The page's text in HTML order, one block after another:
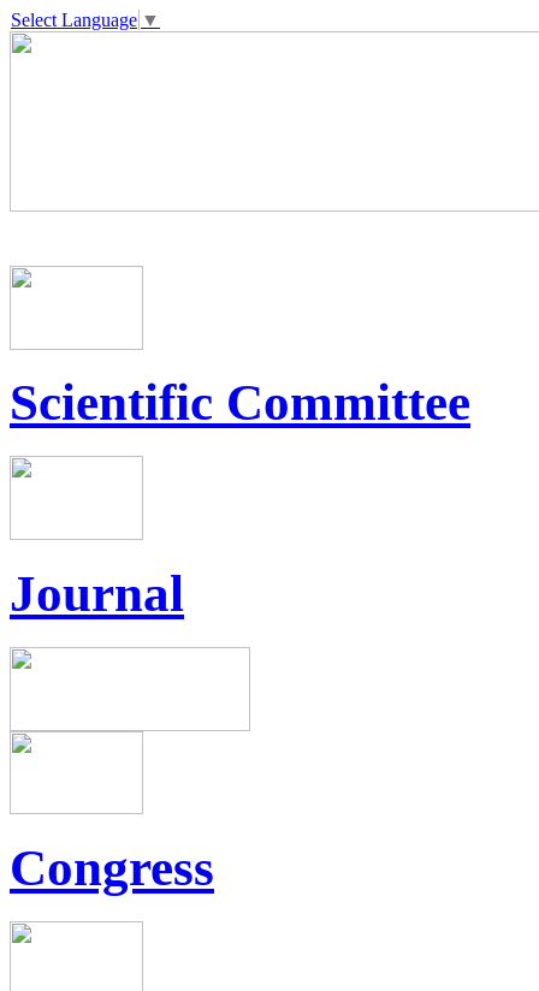
Select Language ▼
Scientific Committee
Journal
Congress